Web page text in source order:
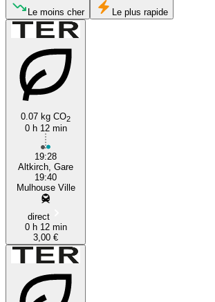
Le moins cher Le plus rapide
0.07 kg CO2
0 h 12 min
19:28
Altkirch, Gare
19:40
Mulhouse Ville
direct
0 h 12 min
3,00 €